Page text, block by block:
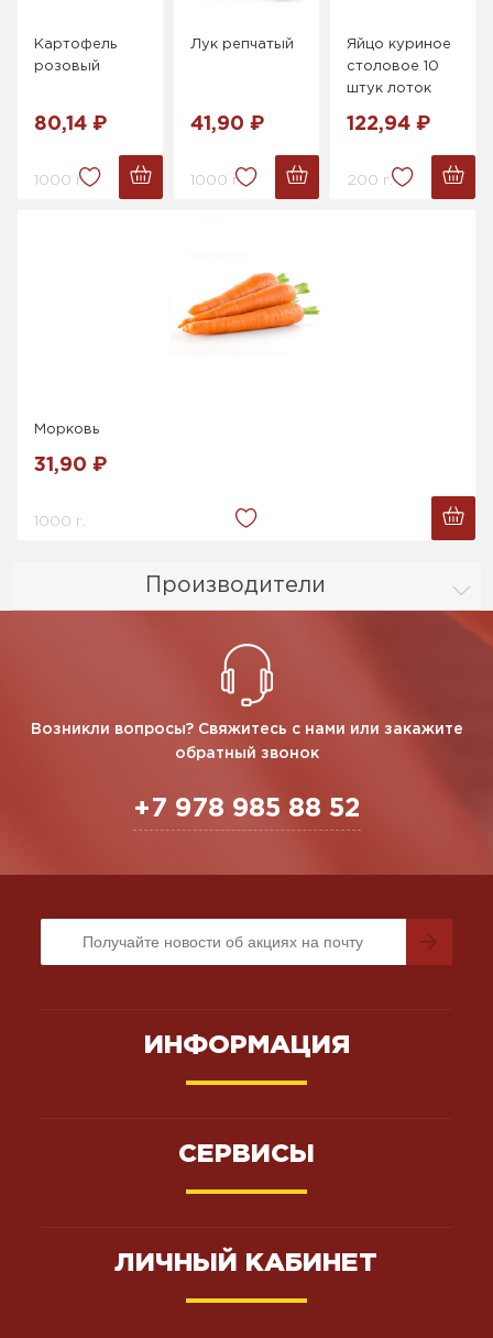
Производители
Картофель
розовый
80,14 ₽
1000 г.
Лук репчатый
41,90 ₽
1000 г.
Яйцо куриное
столовое 10
штук лоток
122,94 ₽
200 г.
Морковь
31,90 ₽
1000 г.
Возникли вопросы? Свяжитесь с нами или закажите
обратный звонок
+7 978 985 88 52
ИНФОРМАЦИЯ
СЕРВИСЫ
ЛИЧНЫЙ КАБИНЕТ